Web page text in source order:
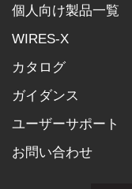
個人向け製品一覧
WIRES-X
カタログ
ガイダンス
ユーザーサポート
お問い合わせ